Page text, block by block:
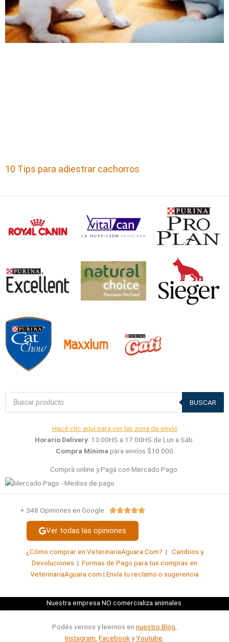
10 Tips para adiestrar cachorros
Búsqueda
productos
BUSCAR
Hacé clic aquí para ver las zona de envío
Horario Delivery: 13:00HS a 17:00HS de Lun a Sáb.
Compra Mínima para envíos $10.000
Comprá online y Pagá con Mercado Pago.
+ 348 Opiniones en Google Valorado
5
Ver todas las opiniones
¿Cómo comprar en VeterinariaAguara.Com? | Cambios y
Devoluciones | Formas de Pago para tus compras en
VeterinariaAguara.com | Envía tu reclamo o sugerencia
Nuestra empresa NO comercializa animales.
Podés vernos y leernos en nuestro Blog
Instagram FacebookyYoutube